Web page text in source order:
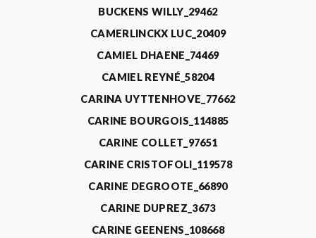
BUCKENS WILLY_29462
CAMERLINCKX LUC_20409
CAMIEL DHAENE_74469
CAMIEL REYNÉ_58204
CARINA UYTTENHOVE_77662
CARINE BOURGOIS_114885
CARINE COLLET_97651
CARINE CRISTOFOLI_119578
CARINE DEGROOTE_66890
CARINE DUPREZ_3673
CARINE GEENENS_108668